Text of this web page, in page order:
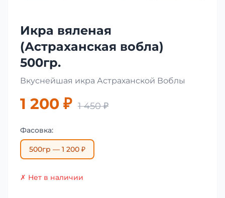
Икра вяленая
(Астраханская вобла)
500гр.
Вкуснейшая икра Астраханской Воблы
1 200 ₽ 1 450 ₽
Фасовка:
500гр — 1 200 ₽
✗ Нет в наличии